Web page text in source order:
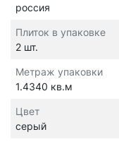
россия
Плиток в упаковке
2 шт.
Метраж упаковки
1.4340 кв.м
Цвет
серый